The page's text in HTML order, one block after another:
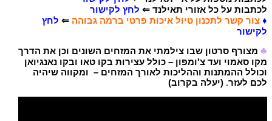
לכתבות על כל אזורי תאילנד ⇐ לחץ לקישור
♦ צור קשר לתכנון טיול איכות פרטי ברמה גבוהה ⇐ לחץ
לקישור
♣ מצורף סרטון שבו צילמתי את המזחים השונים וכן את הדרך
מקו סאמוי ועד צ'ומפון – כולל עצירות בקו טאו ובקו נאנגיואן
וכולל ההמתנות וההליכות לאורך המזחים – ומקווה שיהיה
לכם לעזר. (יעלה בקרוב)